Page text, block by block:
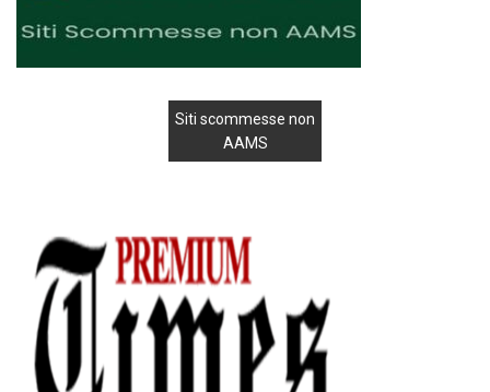
Siti scommesse non
AAMS